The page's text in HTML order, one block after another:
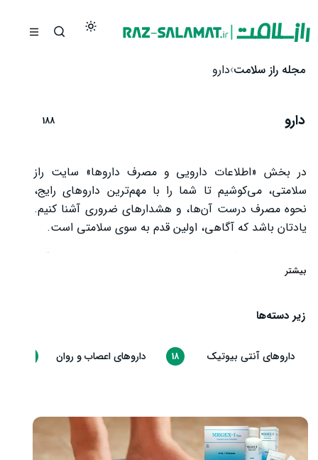
پرش به محتوا
مجله راز سلامت دارو
دارو 188
در بخش «اطلاعات دارویی و مصرف داروها» سایت راز
سلامتی، می‌کوشیم تا شما را با مهم‌ترین داروهای رایج،
نحوه مصرف درست آن‌ها، و هشدارهای ضروری آشنا کنیم.
یادتان باشد که آگاهی، اولین قدم به سوی سلامتی است.
با ما همراه باشید و با مطالعه مقالات تخصصی، مراقب
سلامت خود و عزیزانتان باشید.
بیشتر
زیر دسته‌ها
داروهای آنتی بیوتیک 18 داروهای اعصاب و روان